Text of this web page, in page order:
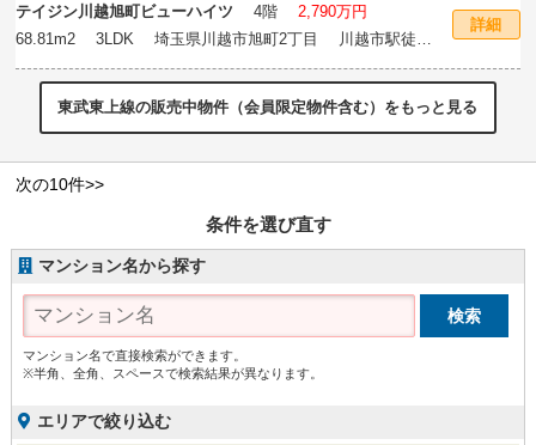
テイジン川越旭町ビューハイツ 4階 2,790万円
68.81m2 3LDK 埼玉県川越市旭町2丁目 川越市駅徒歩
26分
詳細
東武東上線の販売中物件（会員限定物件含む）をもっと見る
次の10件>>
条件を選び直す
マンション名から探す
マンション名で直接検索ができます。
※半角、全角、スペースで検索結果が異なります。
エリアで絞り込む